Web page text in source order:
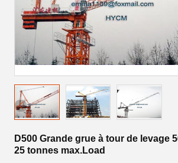
D500 Grande grue à tour de levage
25 tonnes max.Load